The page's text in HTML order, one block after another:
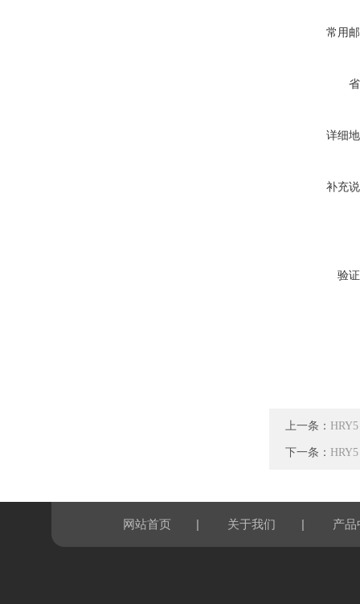
常用
详细
补充
验
上一条：
下一条：
网站首页 | 关于我们 | 产品